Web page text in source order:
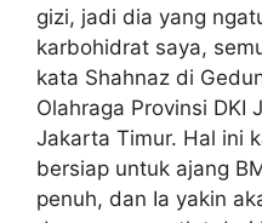
gizi, jadi dia yang
karbohidrat saya,
kata Shahnaz di
Olahraga Provinsi DKI
Jakarta Timur. Hal ini
bersiap untuk ajang
penuh, dan Ia yakin